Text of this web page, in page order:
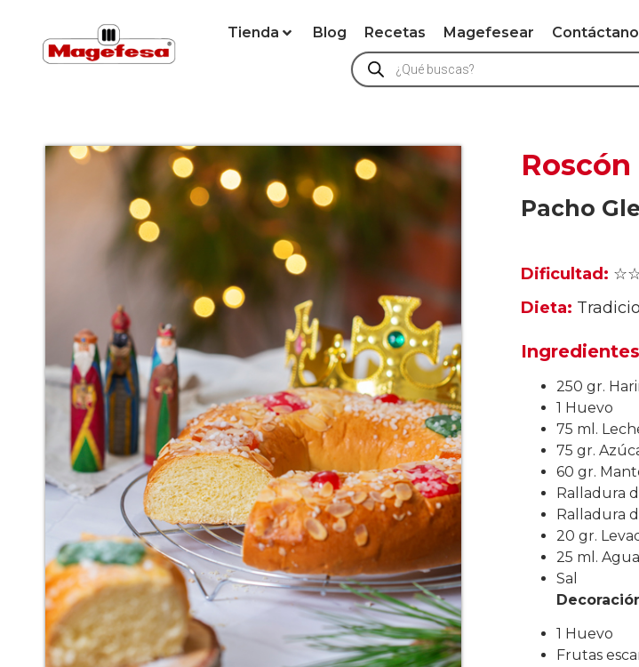
Tienda Blog Recetas Magefesear
Pacho
Dificultad:
Dieta:
Ingredientes
250 gr.
1 Huevo
75 ml.
75 gr.
60 gr.
Ralladura
Ralladura
20 gr.
25 ml.
Sal
1 Huevo
Frutas